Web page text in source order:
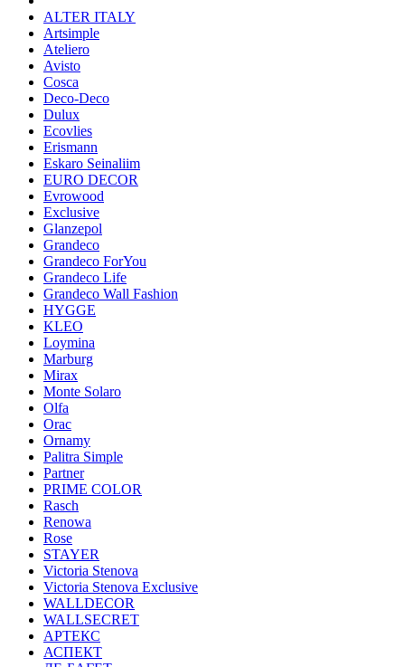
ALTER ITALY
Artsimple
Ateliero
Avisto
Cosca
Deco-Deco
Dulux
Ecovlies
Erismann
Eskaro Seinaliim
EURO DECOR
Evrowood
Exclusive
Glanzepol
Grandeco
Grandeco ForYou
Grandeco Life
Grandeco Wall Fashion
HYGGE
KLEO
Loymina
Marburg
Mirax
Monte Solaro
Olfa
Orac
Ornamy
Palitra Simple
Partner
PRIME COLOR
Rasch
Renowa
Rose
STAYER
Victoria Stenova
Victoria Stenova Exclusive
WALLDECOR
WALLSECRET
АРТЕКС
АСПЕКТ